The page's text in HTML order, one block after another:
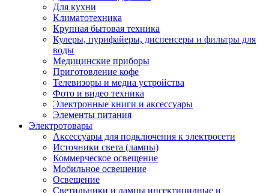
Для кухни
Климатотехника
Крупная бытовая техника
Кулеры, пурифайеры, диспенсеры и фильтры для
воды
Медицинские приборы
Приготовление кофе
Телевизоры и медиа устройства
Фото и видео техника
Электронные книги и аксессуары
Элементы питания
Электротовары
Аксессуары для подключения к электросети
Источники света (лампы)
Коммерческое освещение
Мобильное освещение
Освещение
Светильники и лампы инсектицидные и